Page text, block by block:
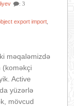
: 3
export import
məqaləmizdə
(koməkçi
Active
yüzərlə
mövcud